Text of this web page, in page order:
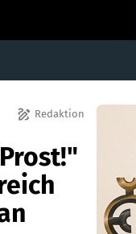
draw Redaktion